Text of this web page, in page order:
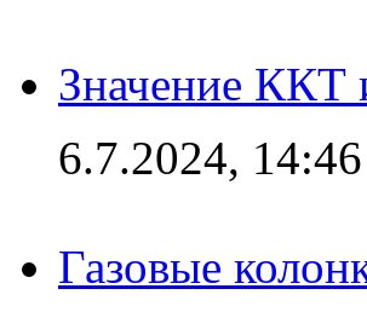
Значение ККТ
6.7.2024, 14:46
Газовые